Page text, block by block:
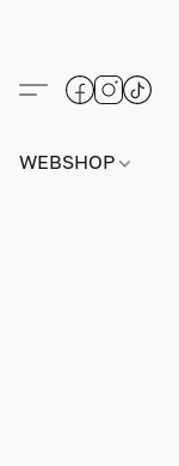
WEBSHOP